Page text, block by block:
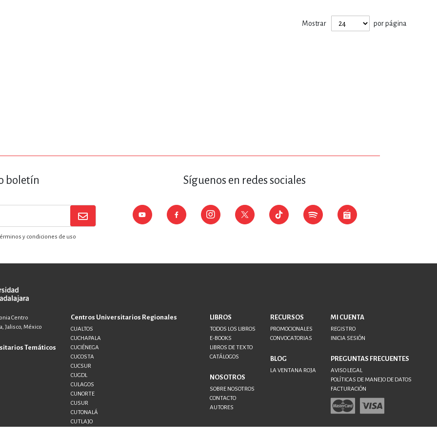
Mostrar por página
boletín
y condiciones de uso
Síguenos en redes sociales
Centro
Jalisco, México
Temáticos
Centros Universitarios Regionales
CUALTOS
CUCHAPALA
CUCIÉNEGA
CUCOSTA
CUCSUR
CUGDL
CULAGOS
CUNORTE
CUSUR
CUTONALÁ
CUTLAJO
LIBROS
TODOS LOS LIBROS
E-BOOKS
LIBROS DE TEXTO
CATÁLOGOS
NOSOTROS
SOBRE NOSOTROS
CONTACTO
AUTORES
RECURSOS
PROMOCIONALES
CONVOCATORIAS
BLOG
LA VENTANA ROJA
MI CUENTA
REGISTRO
INICIA SESIÓN
PREGUNTAS FRECUENTES
AVISO LEGAL
POLÍTICAS DE MANEJO DE DATOS
FACTURACIÓN